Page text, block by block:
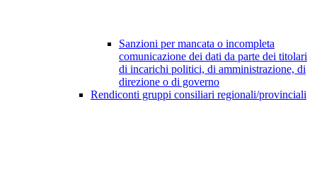
Sanzioni per mancata o incompleta
comunicazione dei dati da parte dei titolari
di incarichi politici, di amministrazione, di
direzione o di governo
Rendiconti gruppi consiliari regionali/provinciali